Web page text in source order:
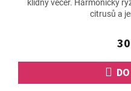
klidný večer. Harmonický
citrusů a